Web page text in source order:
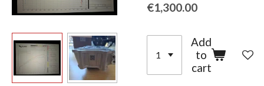
€1,300.00
Add
to
cart